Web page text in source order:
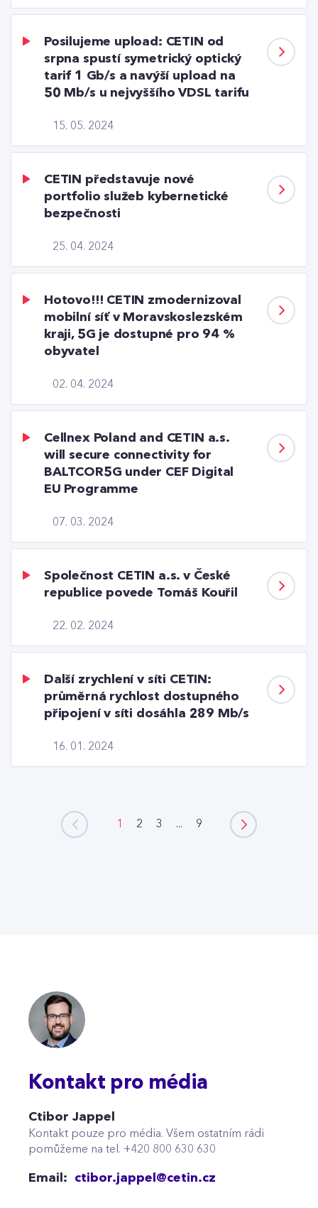
15. 05. 2024
Posilujeme upload: CETIN od
srpna spustí symetrický optický
tarif 1 Gb/s a navýší upload na
50 Mb/s u nejvyššího VDSL tarifu
25. 04. 2024
CETIN představuje nové
portfolio služeb kybernetické
bezpečnosti
02. 04. 2024
Hotovo!!! CETIN zmodernizoval
mobilní síť v Moravskoslezském
kraji, 5G je dostupné pro 94 %
obyvatel
07. 03. 2024
Cellnex Poland and CETIN a.s.
will secure connectivity for
BALTCOR5G under CEF Digital
EU Programme
22. 02. 2024
Společnost CETIN a.s. v České
republice povede Tomáš Kouřil
16. 01. 2024
Další zrychlení v síti CETIN:
průměrná rychlost dostupného
připojení v síti dosáhla 289 Mb/s
1 2 3 ... 9
Kontakt pro média
Ctibor Jappel
Kontakt pouze pro média. Všem ostatním rádi
pomůžeme na tel. +420 800 630 630
Email: ctibor.jappel@cetin.cz